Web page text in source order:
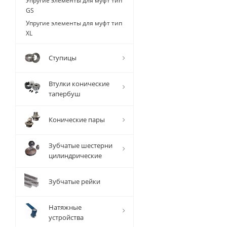
GS
Упругие элементы для муфт тип
XL
Ступицы
Втулки конические
тапербуш
Конические пары
Зубчатые шестерни
цилиндрические
Зубчатые рейки
Натяжные
устройства